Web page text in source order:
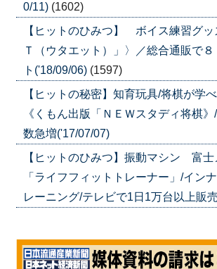
0/11) (1602)
【ヒットのひみつ】 ボイス練習グッ
Ｔ（ウタエット）」〉／総合通販で
ト('18/09/06) (1597)
【ヒットの秘密】知育玩具/将棋が学
《くもん出版「ＮＥＷスタディ将棋
数急増('17/07/07)
【ヒットのひみつ】振動マシン 富
「ライフフィットトレーナー」/イン
レーニング/テレビで1日1万台以上販